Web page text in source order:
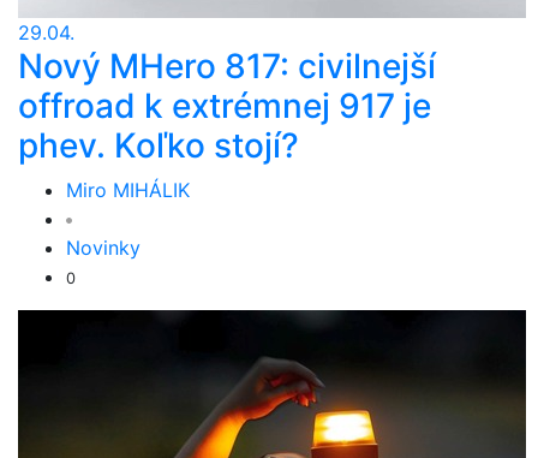
29.04.
Nový MHero 817: civilnejší
offroad k extrémnej 917 je
phev. Koľko stojí?
Miro MIHÁLIK
Novinky
0